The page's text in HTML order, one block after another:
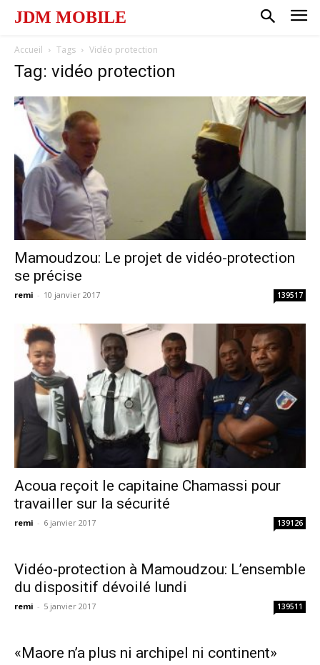
JDM MOBILE
Accueil Tags Vidéo protection
Tag: vidéo protection
Mamoudzou: Le projet de vidéo-protection
se précise
remi - 10 janvier 2017 139517
Acoua reçoit le capitaine Chamassi pour
travailler sur la sécurité
remi - 6 janvier 2017 139126
Vidéo-protection à Mamoudzou: L’ensemble
du dispositif dévoilé lundi
remi - 5 janvier 2017 139511
«Maore n’a plus ni archipel ni continent»